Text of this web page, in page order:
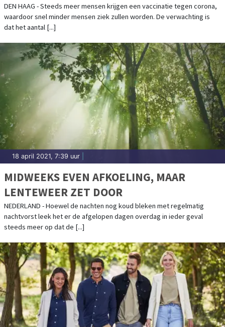
DEN HAAG - Steeds meer mensen krijgen een vaccinatie tegen corona,
waardoor snel minder mensen ziek zullen worden. De verwachting is
dat het aantal [...]
18 april 2021, 7:39 uur
MIDWEEKS EVEN AFKOELING, MAAR
LENTEWEER ZET DOOR
NEDERLAND - Hoewel de nachten nog koud bleken met regelmatig
nachtvorst leek het er de afgelopen dagen overdag in ieder geval
steeds meer op dat de [...]